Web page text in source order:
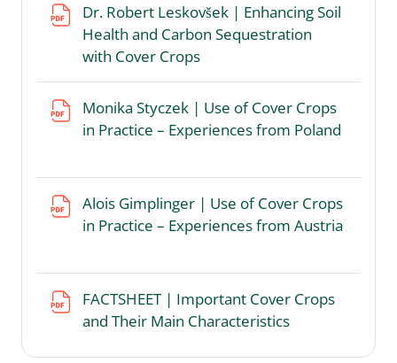
Dr. Robert Leskovšek | Enhancing Soil
Health and Carbon Sequestration
with Cover Crops
Monika Styczek | Use of Cover Crops
in Practice – Experiences from Poland
Alois Gimplinger | Use of Cover Crops
in Practice – Experiences from Austria
FACTSHEET | Important Cover Crops
and Their Main Characteristics